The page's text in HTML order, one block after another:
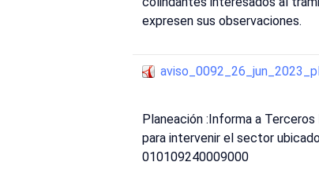
expresen sus observaciones.
Planeación :Informa a
para intervenir el sector
010109240009000